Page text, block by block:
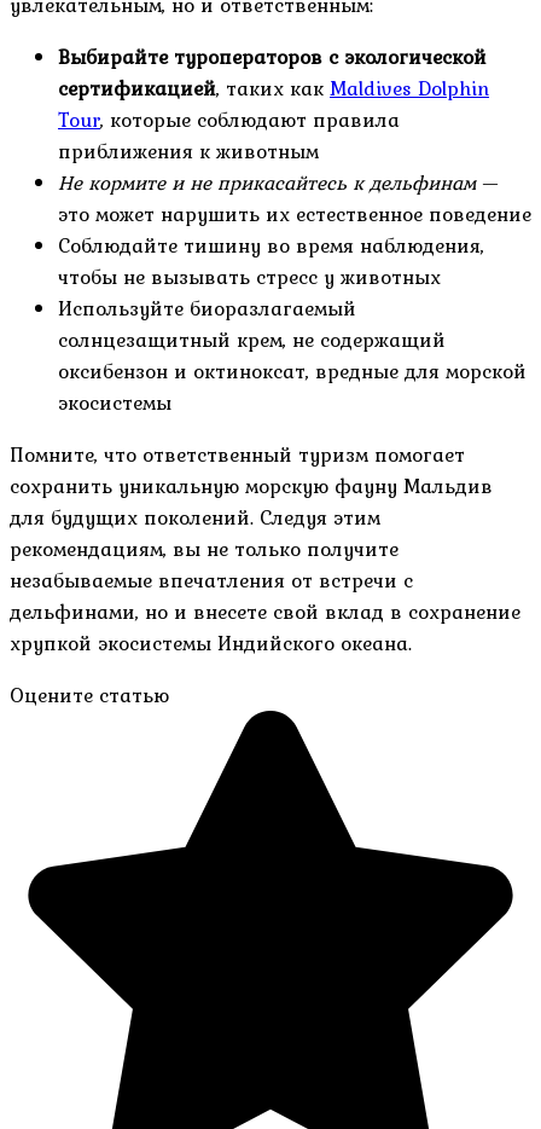
Выбирайте туроператоров с экологической
сертификацией, таких какMaldives Dolphin
Tour, которые соблюдают правила
приближения к животным
Не кормите и не прикасайтесь к дельфинам—
это может нарушить их естественное поведение
Соблюдайте тишину во время наблюдения,
чтобы не вызывать стресс у животных
Используйте биоразлагаемый
солнцезащитный крем, не содержащий
оксибензон и октиноксат, вредные для морской
экосистемы
Помните, что ответственный туризм помогает
сохранить уникальную морскую фауну Мальдив
для будущих поколений. Следуя этим
рекомендациям, вы не только получите
незабываемые впечатления от встречи с
дельфинами, но и внесете свой вклад в сохранение
хрупкой экосистемы Индийского океана.
Оцените статью